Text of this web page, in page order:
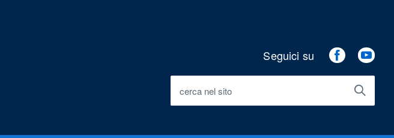
Seguici su Facebook
cerca nel sito